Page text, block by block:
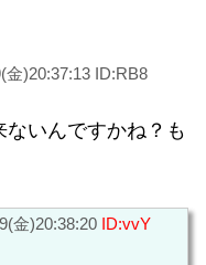
金)20:37:13 ID:RB8
いんですかね？も
金)20:38:20 ID:vvY